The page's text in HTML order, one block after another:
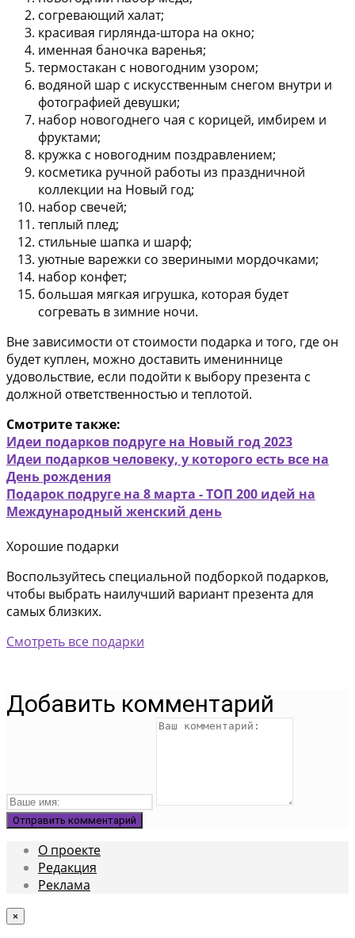
согревающий халат;
красивая гирлянда-штора на окно;
именная баночка варенья;
термостакан с новогодним узором;
водяной шар с искусственным снегом внутри и
фотографией девушки;
набор новогоднего чая с корицей, имбирем и
фруктами;
кружка с новогодним поздравлением;
косметика ручной работы из праздничной
коллекции на Новый год;
набор свечей;
теплый плед;
стильные шапка и шарф;
уютные варежки со звериными мордочками;
набор конфет;
большая мягкая игрушка, которая будет
согревать в зимние ночи.
Вне зависимости от стоимости подарка и того, где он
будет куплен, можно доставить имениннице
удовольствие, если подойти к выбору презента с
должной ответственностью и теплотой.
Смотрите также:
Идеи подарков подруге на Новый год 2023
Идеи подарков человеку, у которого есть все на
День рождения
Подарок подруге на 8 марта - ТОП 200 идей на
Международный женский день
Хорошие подарки
Воспользуйтесь специальной подборкой подарков,
чтобы выбрать наилучший вариант презента для
самых близких.
Смотреть все подарки
Добавить комментарий
О проекте
Редакция
Реклама
×